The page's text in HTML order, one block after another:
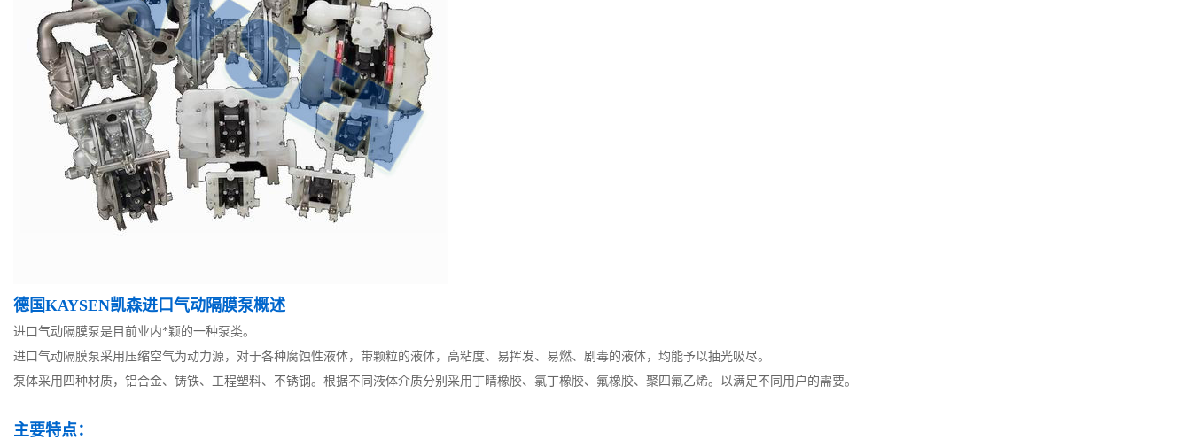
德国KAYSEN凯森进口气动隔膜泵概述
进口气动隔膜泵是目前业内*颖的一种泵类。
进口气动隔膜泵采用压缩空气为动力源，对于各种腐蚀性液体，带颗粒的液体，高粘度、易挥发、易燃、剧毒的液体，均能予以抽光吸尽。
泵体采用四种材质，铝合金、铸铁、工程塑料、不锈钢。根据不同液体介质分别采用丁晴橡胶、氯丁橡胶、氟橡胶、聚四氟乙烯。以满足不同用户的需要。
主要特点：